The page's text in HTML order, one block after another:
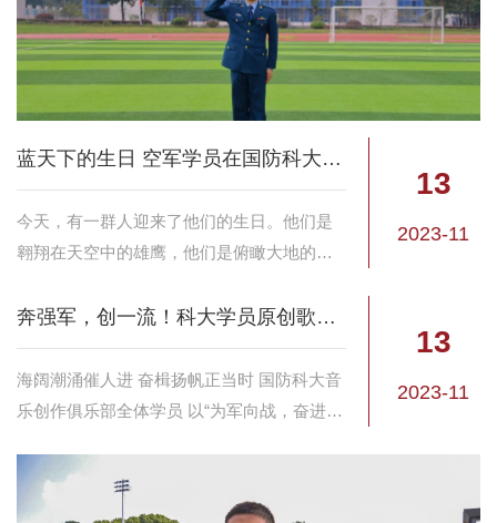
蓝天下的生日 空军学员在国防科大逐梦起航
​今天，有一群人迎来了他们的生日。他们是
翱翔在天空中的雄鹰，他们是俯瞰大地的超
们最可爱的天空蓝——人民空军。在人民空
军成立74周年之际，让我们一起看看国防科
大空军...
13
2023-11
奔强军，创一流！科大学员原创歌曲《争流》首发
海阔潮涌催人进 奋楫扬帆正当时 国防科大音
乐创作俱乐部全体学员 以“为军向战，奋进一
13
2023-11